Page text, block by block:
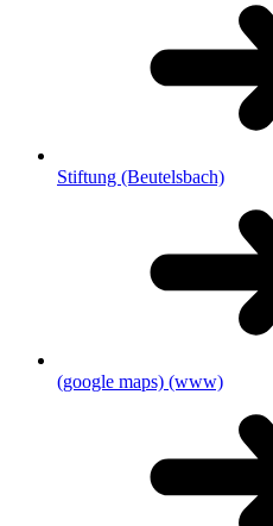
Stiftung (Beutelsbach)
(google maps) (www)